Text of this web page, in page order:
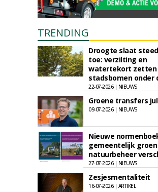
TRENDING
Droogte slaat
toe: verzilting en
watertekort zetten
stadsbomen onder
22-07-2026 | NIEUWS
Groene transfers
09-07-2026 | NIEUWS
Nieuwe
gemeentelijk
natuurbeheer
27-07-2026 | NIEUWS
Zesjesmentaliteit
16-07-2026 | ARTIKEL